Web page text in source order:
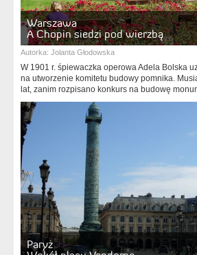
Warszawa
A Chopin siedzi pod wierzbą
Autorka: Jolanta Głodowska
W 1901 r. śpiewaczka operowa Adela Bolska
na utworzenie komitetu budowy pomnika.
lat, zanim rozpisano konkurs na budowę
Paryż